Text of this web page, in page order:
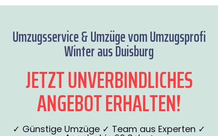
Umzugsservice & Umzüge vom Umzugsprofi
Winter aus Duisburg
JETZT UNVERBINDLICHES
ANGEBOT ERHALTEN!
✓ Günstige Umzüge ✓ Team aus Experten ✓